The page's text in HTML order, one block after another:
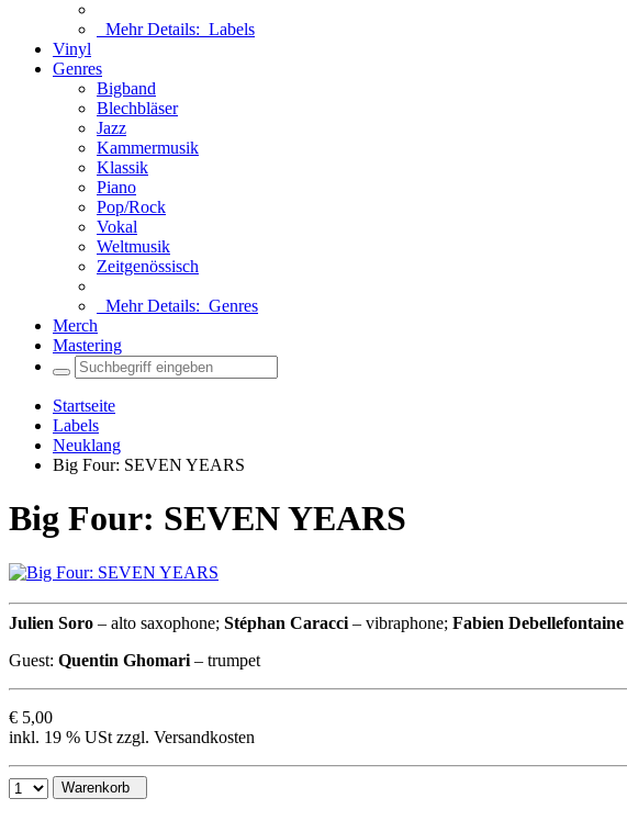
Mehr Details: Labels
Vinyl
Genres
Bigband
Blechbläser
Jazz
Kammermusik
Klassik
Piano
Pop/Rock
Vokal
Weltmusik
Zeitgenössisch
Mehr Details: Genres
Merch
Mastering
Startseite
Labels
Neuklang
Big Four: SEVEN YEARS
Big Four: SEVEN YEARS
Julien Soro – alto saxophone; Stéphan Caracci – vibraphone; Fabien Debellefontaine
Guest: Quentin Ghomari – trumpet
€ 5,00
inkl. 19 % USt zzgl. Versandkosten
Warenkorb